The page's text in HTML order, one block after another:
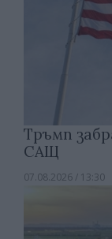
Тръмп
САЩ
07.08.2026 / 13:30